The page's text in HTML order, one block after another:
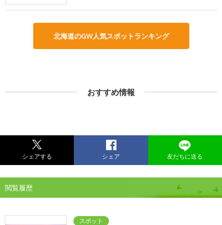
北海道のGW人気スポットランキング
おすすめ情報
シェアする シェア 友だちに送る
閲覧履歴